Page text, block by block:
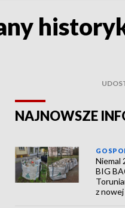
NAJNOWSZE
Niemal
BIG
z